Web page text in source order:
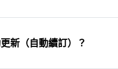
新（自動續訂）？